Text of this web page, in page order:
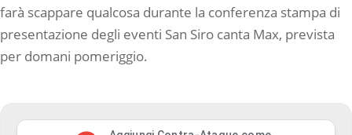
farà scappare qualcosa durante la conferenza stampa di
presentazione degli eventi San Siro canta Max, prevista
per domani pomeriggio.